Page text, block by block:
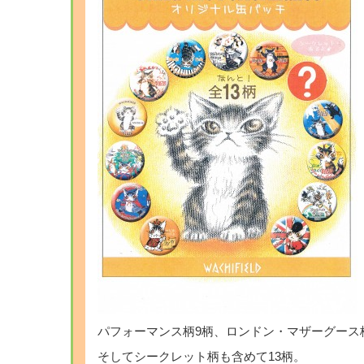
パフォーマンス柄9柄、ロンドン・マザーグー
そしてシークレット柄も含めて13柄。